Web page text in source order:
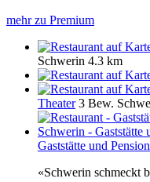
mehr zu Premium
Schwerin 4.3 km
Theater 3 Bew.
Gaststätte und
«Schwerin schmeckt